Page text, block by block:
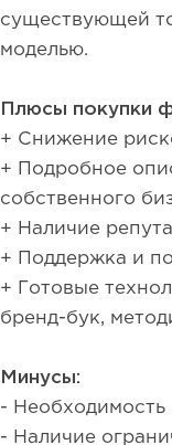
существующей
моделью.
Плюсы покупки
+ Снижение
+ Подробное
собственного
+ Наличие
+ Поддержка и
+ Готовые
бренд-бук,
Минусы:
- Необходимость
- Наличие